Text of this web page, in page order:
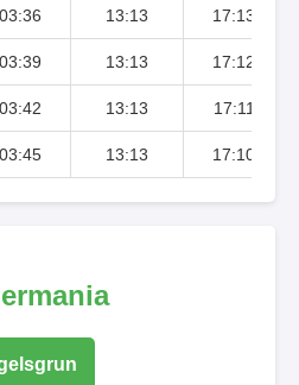
03:36 13:13 17:13
03:39 13:13 17:12
03:42 13:13 17:11
03:45 13:13 17:10